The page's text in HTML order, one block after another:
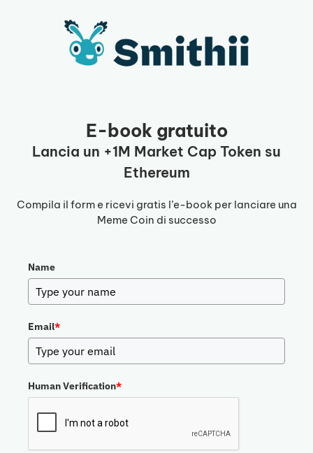
E-book gratuito
Lancia un +1M Market Cap Token su
Ethereum
Compila il form e ricevi gratis l’e-book per lanciare una
Meme Coin di successo
Name
Email*
Human Verification*